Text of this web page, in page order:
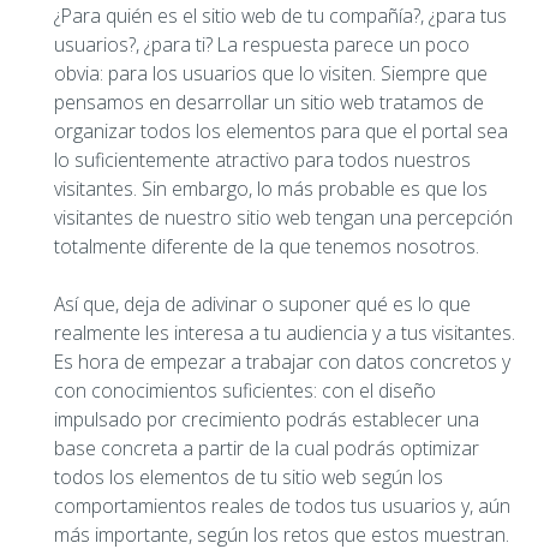
¿Para quién es el sitio web de tu compañía?, ¿para tus
usuarios?, ¿para ti? La respuesta parece un poco
obvia: para los usuarios que lo visiten. Siempre que
pensamos en desarrollar un sitio web tratamos de
organizar todos los elementos para que el portal sea
lo suficientemente atractivo para todos nuestros
visitantes. Sin embargo, lo más probable es que los
visitantes de nuestro sitio web tengan una percepción
totalmente diferente de la que tenemos nosotros.
Así que, deja de adivinar o suponer qué es lo que
realmente les interesa a tu audiencia y a tus visitantes.
Es hora de empezar a trabajar con datos concretos y
con conocimientos suficientes: con el diseño
impulsado por crecimiento podrás establecer una
base concreta a partir de la cual podrás optimizar
todos los elementos de tu sitio web según los
comportamientos reales de todos tus usuarios y, aún
más importante, según los retos que estos muestran.